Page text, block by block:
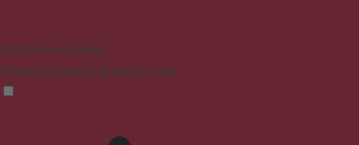
ADHD Friendly Mode
Focused browsing, distraction-free